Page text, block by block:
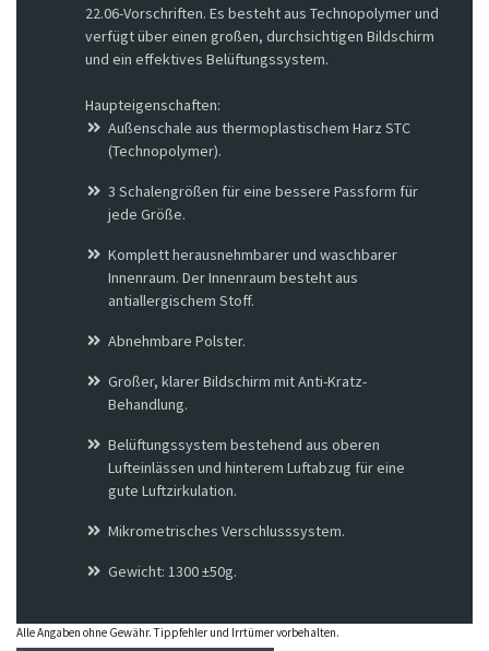
22.06-Vorschriften. Es besteht aus Technopolymer und
verfügt über einen großen, durchsichtigen Bildschirm
und ein effektives Belüftungssystem.
Haupteigenschaften:
Außenschale aus thermoplastischem Harz STC
(Technopolymer).
3 Schalengrößen für eine bessere Passform für
jede Größe.
Komplett herausnehmbarer und waschbarer
Innenraum. Der Innenraum besteht aus
antiallergischem Stoff.
Abnehmbare Polster.
Großer, klarer Bildschirm mit Anti-Kratz-
Behandlung.
Belüftungssystem bestehend aus oberen
Lufteinlässen und hinterem Luftabzug für eine
gute Luftzirkulation.
Mikrometrisches Verschlusssystem.
Gewicht: 1300 ±50g.
Alle Angaben ohne Gewähr. Tippfehler und Irrtümer vorbehalten.